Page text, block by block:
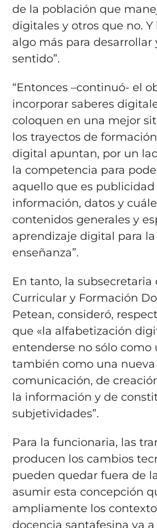
de la población que
digitales y otros que no.
algo más para desarrollar
sentido”.
“Entonces –continuó- el
incorporar saberes
coloquen en una mejor
los trayectos de
digital apuntan, por un
la competencia para
aquello que es
información, datos y
contenidos generales y
aprendizaje digital para
enseñanza”.
En tanto, la subsecretaria
Curricular y Formación
Petean, consideró,
que «la alfabetización
entenderse no sólo como
también como una
comunicación, de
la información y de
subjetividades”.
Para la funcionaria, las
producen los cambios
pueden quedar fuera de
asumir esta concepción
ampliamente los
docencia santafesina va